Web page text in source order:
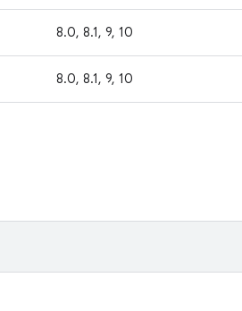
8.0, 8.1, 9, 10
8.0, 8.1, 9, 10